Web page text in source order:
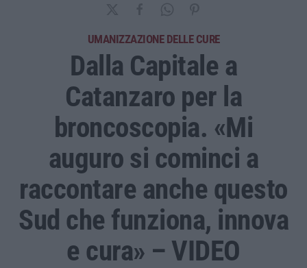
UMANIZZAZIONE DELLE CURE
Dalla Capitale a
Catanzaro per la
broncoscopia. «Mi
auguro si cominci a
raccontare anche questo
Sud che funziona, innova
e cura» – VIDEO